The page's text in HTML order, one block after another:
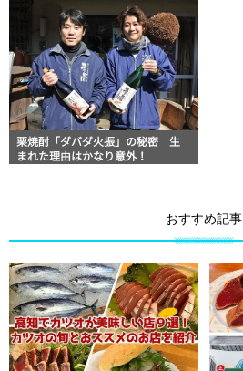
栗焼酎「ダバダ火振」の秘密 生
まれた理由はかなり意外！
おすすめ記事